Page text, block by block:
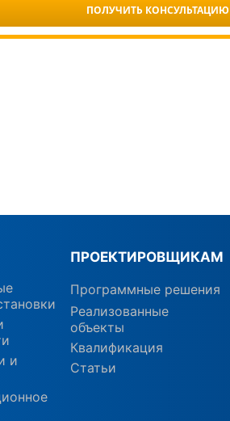
ПОЛУЧИТЬ КОНСУЛЬТАЦИЮ
и
ПРОЕКТИРОВЩИКАМ
Программные решения
Реализованные
объекты
Квалификация
Статьи